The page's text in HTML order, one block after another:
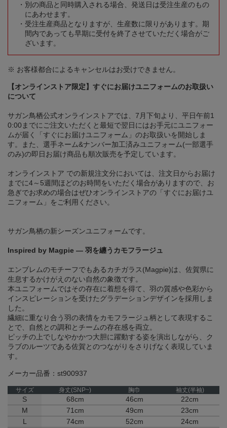
別の商品と同時購入される場合、発送日は受注生産のもの
にあわせます。
受注生産商品となりますが、生産数に限りがあります。期
間内であっても早期に受付を終了させていただく場合がご
ざいます。
※ お客様都合によるキャンセルはお受けできません。
【オンラインストア限定】すぐにお届けユニフォームのお取扱い
について
サガン鳥栖公式オンラインストアでは、7月下旬より、平日午前1
0:00までにご注文いただくと最短で翌日にはお手元にユニフォー
ムが届く「すぐにお届けユニフォーム」のお取扱いを開始しま
す。また、選手ネーム&ナンバー加工済みユニフォーム(一部選手
のみ)の即日お届け商品も順次販売を予定しています。
オンラインストア での新規注文分においては、注文日からお届け
までに4～5週間ほどのお時間をいただく場合がありますので、お
急ぎでお求めの場合はぜひオンラインストアの「すぐにお届けユ
ニフォーム」をご利用ください。
サガン鳥栖の新シーズンユニフォームです。
Inspired by Magpie ― 羽を纏うカモフラージュ
エンブレムのモチーフでもあるカチガラス(Magpie)は、佐賀県に
生息するかけがえのない自然の象徴です。
本ユニフォームではその存在に着想を得て、羽の質感や色彩から
インスピレーションを受けたグラデーションデザインを採用しま
した。
繊細に重なり合う羽の表情をカモフラージュ柄として表現するこ
とで、自然との調和とチームの存在感を両立。
ピッチの上でしなやかかつ大胆に躍動する姿を演出しながら、ク
ラブのルーツである佐賀とのつながりをさりげなく表現していま
す。
メーカー品番：st900937
サイズ 身丈(SNP~) 胸巾 袖丈(半袖)
S 68cm 46cm
22cm
M
71cm 49cm
23cm
L
74cm 52cm
24cm